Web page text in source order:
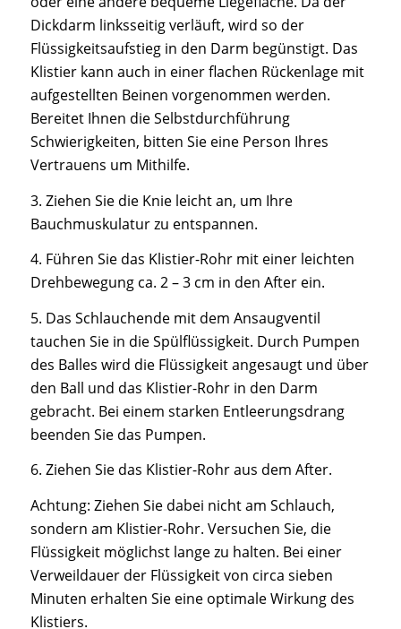
Dickdarm linksseitig verläuft, wird so der
Flüssigkeitsaufstieg in den Darm begünstigt. Das
Klistier kann auch in einer flachen Rückenlage mit
aufgestellten Beinen vorgenommen werden.
Bereitet Ihnen die Selbstdurchführung
Schwierigkeiten, bitten Sie eine Person Ihres
Vertrauens um Mithilfe.
3. Ziehen Sie die Knie leicht an, um Ihre
Bauchmuskulatur zu entspannen.
4. Führen Sie das Klistier-Rohr mit einer leichten
Drehbewegung ca. 2 – 3 cm in den After ein.
5. Das Schlauchende mit dem Ansaugventil
tauchen Sie in die Spülflüssigkeit. Durch Pumpen
des Balles wird die Flüssigkeit angesaugt und über
den Ball und das Klistier-Rohr in den Darm
gebracht. Bei einem starken Entleerungsdrang
beenden Sie das Pumpen.
6. Ziehen Sie das Klistier-Rohr aus dem After.
Achtung: Ziehen Sie dabei nicht am Schlauch,
sondern am Klistier-Rohr. Versuchen Sie, die
Flüssigkeit möglichst lange zu halten. Bei einer
Verweildauer der Flüssigkeit von circa sieben
Minuten erhalten Sie eine optimale Wirkung des
Klistiers.